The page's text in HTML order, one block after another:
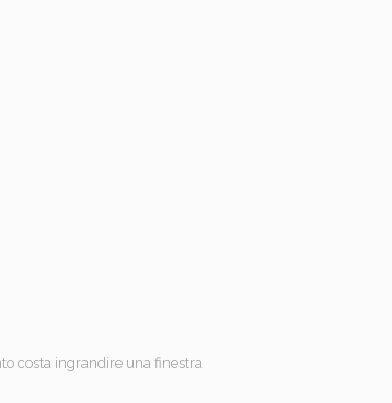
costa ingrandire una finestra